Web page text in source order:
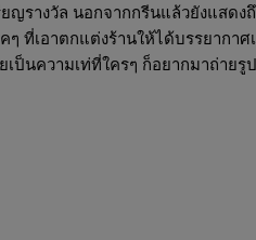
ยญรางวัล นอกจากกรีนแล้วยังแสด
ที่เอาตกแต่งร้านให้ได้บรรยากา
ป็นความเท่ที่ใครๆ ก็อยากมาถ่ายรูป